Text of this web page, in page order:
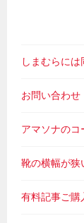
しまむらに
お問い合わせ
アマソナの
靴の横幅が狭
有料記事ご購